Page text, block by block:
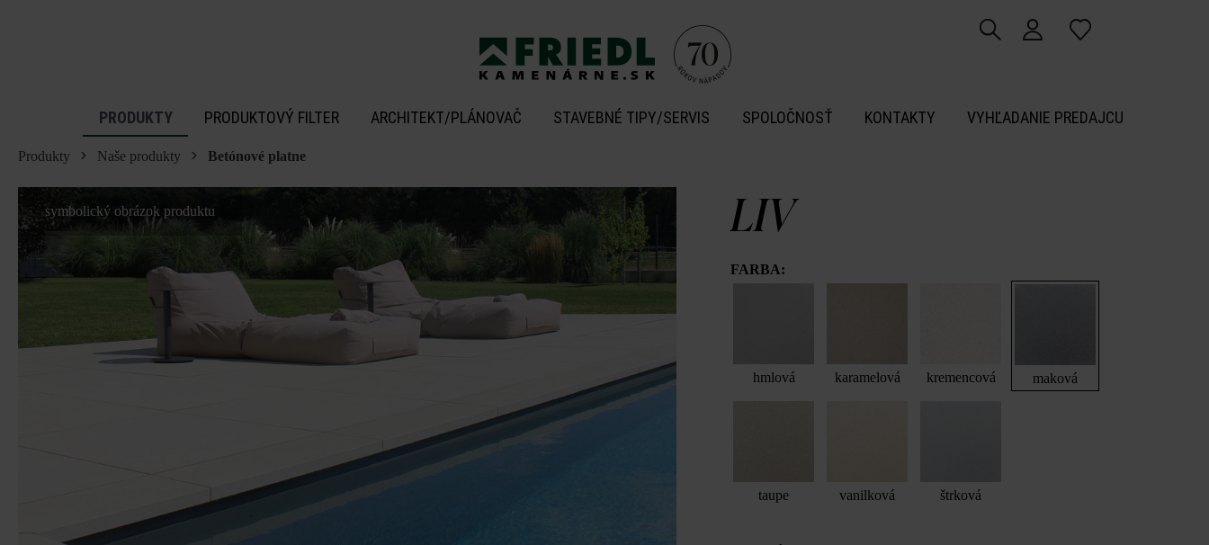
PRODUKTY PRODUKTOVÝ FILTER ARCHITEKT/PLÁNOVAČ STAVEBNÉ TIPY/SERVIS SPOLOČNOSŤ KONTAKTY VYHĽADANIE PREDAJCU
Produkty Naše produkty Betónové platne
symbolický obrázok produktu LIV
FARBA:
hmlová karamelová kremencová maková
taupe vanilková štrková